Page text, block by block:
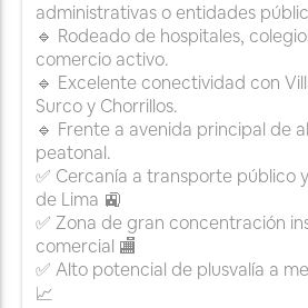
administrativas o entidades
🔹 Rodeado de hospitales,
comercio activo.
🔹 Excelente conectividad con
Surco y Chorrillos.
🔹 Frente a avenida principal de
peatonal.
✅ Cercanía a transporte público
de Lima 🚉
✅ Zona de gran concentración
comercial 🏬
✅ Alto potencial de plusvalía a
📈